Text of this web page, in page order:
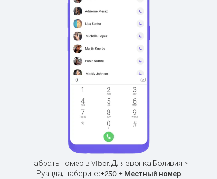
Набрать номер в Viber.Для звонка Боливия >
Руанда, наберите:+250+ Местный номер